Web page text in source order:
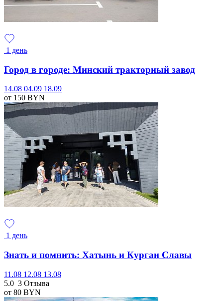
1 день
Город в городе: Минский тракторный завод
14.08 04.09 18.09
от 150 BYN
1 день
Знать и помнить: Хатынь и Курган Славы
11.08 12.08 13.08
5.0 3 Отзыва
от 80 BYN